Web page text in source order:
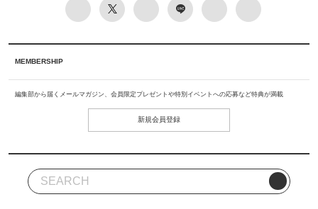
MEMBERSHIP
編集部から届くメールマガジン、会員限定プレゼントや特別イベントへの応募など特典が満載
新規会員登録